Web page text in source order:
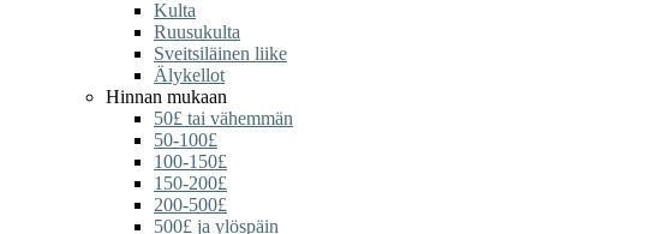
Kulta
Ruusukulta
Sveitsiläinen liike
Älykellot
Hinnan mukaan
50£ tai vähemmän
50-100£
100-150£
150-200£
200-500£
500£ ja ylöspäin